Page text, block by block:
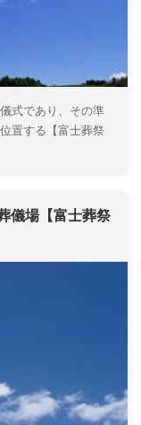
式であり、その準
置する【富士葬祭
儀場【富士葬祭